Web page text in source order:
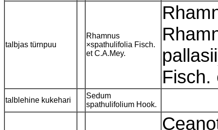
talbjas türnpuu
Rhamnus
×spathulifolia Fisch.
et C.A.Mey.
talblehine kukehari
Sedum
spathulifolium Hook.